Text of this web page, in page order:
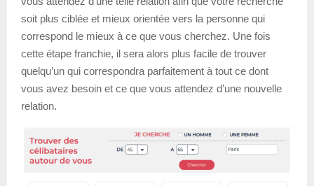
soit plus ciblée et mieux orientée vers la personne qui
correspond le mieux à ce que vous cherchez. Une fois
cette étape franchie, il sera alors plus facile de trouver
quelqu’un qui correspondra parfaitement à tout ce dont
vous avez besoin et ce que vous attendez d’une nouvelle
relation.